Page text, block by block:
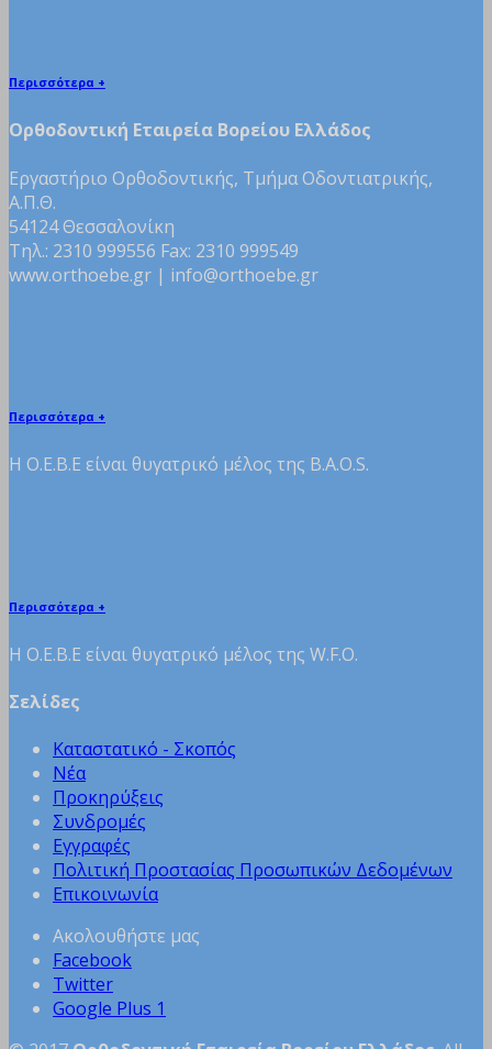
Περισσότερα +
Ορθοδοντική Εταιρεία Βορείου Ελλάδος
Εργαστήριο Ορθοδοντικής, Τμήμα Οδοντιατρικής,
Α.Π.Θ.
54124 Θεσσαλονίκη
Τηλ.: 2310 999556 Fax: 2310 999549
www.orthoebe.gr | info@orthoebe.gr
Περισσότερα +
H Ο.Ε.Β.Ε είναι θυγατρικό μέλος της B.A.O.S.
Περισσότερα +
H Ο.Ε.Β.Ε είναι θυγατρικό μέλος της W.F.O.
Σελίδες
Καταστατικό - Σκοπός
Νέα
Προκηρύξεις
Συνδρομές
Εγγραφές
Πολιτική Προστασίας Προσωπικών Δεδομένων
Επικοινωνία
Ακολουθήστε μας
Facebook
Twitter
Google Plus 1